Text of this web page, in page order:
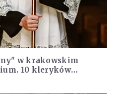
w krakowskim
10 kleryków